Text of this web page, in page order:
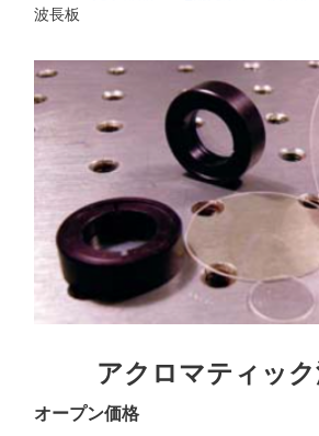
波長板
アクロマティッ
オープン価格